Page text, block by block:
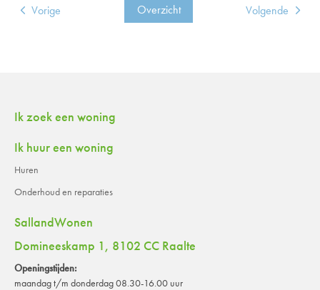
Volgende
Overzicht
Vorige
Contactinformatie
Ik zoek een woning
Ik huur een woning
Huren
Onderhoud en reparaties
SallandWonen
Domineeskamp 1, 8102 CC Raalte
Openingstijden:
maandag t/m donderdag 08.30-16.00 uur